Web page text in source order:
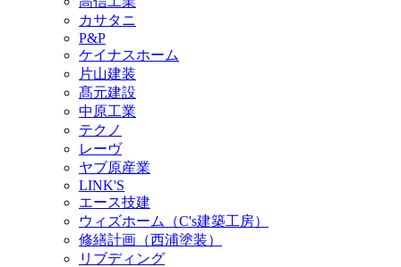
カサタニ
P&P
ケイナスホーム
片山建装
髙元建設
中原工業
テクノ
レーヴ
ヤブ原産業
LINK'S
エース技建
ウィズホーム（C's建築工房）
修繕計画（西浦塗装）
リブディング